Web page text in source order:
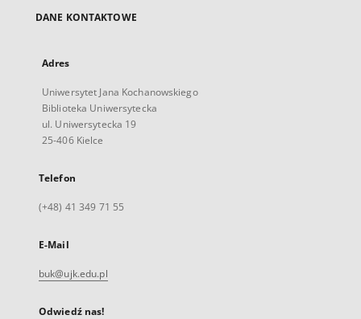
DANE KONTAKTOWE
Adres
Uniwersytet Jana Kochanowskiego
Biblioteka Uniwersytecka
ul. Uniwersytecka 19
25-406 Kielce
Telefon
(+48) 41 349 71 55
E-Mail
buk@ujk.edu.pl
Odwiedź nas!